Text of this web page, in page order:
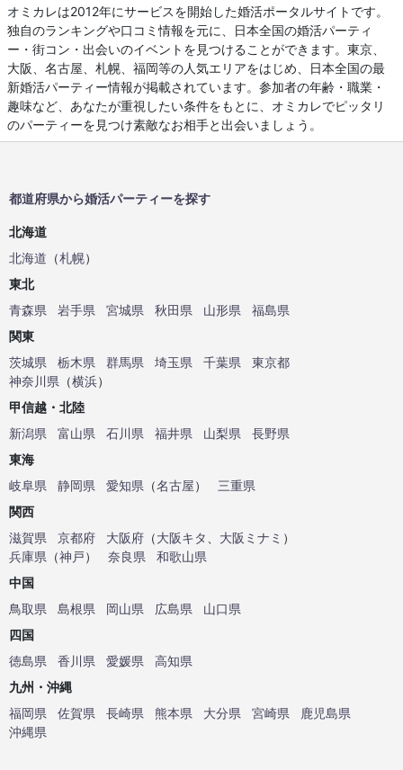
オミカレは2012年にサービスを開始した婚活ポータルサイトです。
独自のランキングや口コミ情報を元に、日本全国の婚活パーティ
ー・街コン・出会いのイベントを見つけることができます。東京、
大阪、名古屋、札幌、福岡等の人気エリアをはじめ、日本全国の最
新婚活パーティー情報が掲載されています。参加者の年齢・職業・
趣味など、あなたが重視したい条件をもとに、オミカレでピッタリ
のパーティーを見つけ素敵なお相手と出会いましょう。
都道府県から婚活パーティーを探す
北海道
北海道 （札幌）
東北
青森県
岩手県 宮城県 秋田県 山形県
福島県
関東
茨城県
栃木県 群馬県 埼玉県 千葉県
東京都
神奈川県 （横浜）
甲信越・北陸
新潟県
富山県 石川県 福井県 山梨県
長野県
東海
岐阜県
静岡県 愛知県 （名古屋）
三重県
関西
滋賀県
京都府 大阪府 （大阪キタ 大阪ミナミ ）
兵庫県 （神戸） 奈良県
和歌山県
中国
鳥取県
島根県 岡山県 広島県
山口県
四国
徳島県
香川県 愛媛県
高知県
九州・沖縄
福岡県
佐賀県 長崎県 熊本県 大分県 宮崎県
鹿児島県
沖縄県